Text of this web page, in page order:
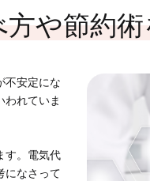
ダウ
や節約
不安定にな
われていま
す。電気代
になさって